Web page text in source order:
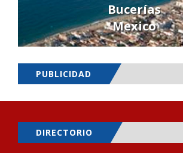
Bucerías
Mexico
PUBLICIDAD
DIRECTORIO